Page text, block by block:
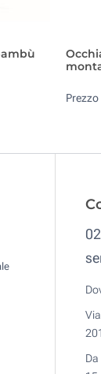
Prezzo